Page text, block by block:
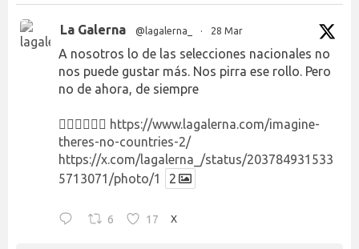
La Galerna @lagalerna_ · 28 Mar
A nosotros lo de las selecciones nacionales no
nos puede gustar más. Nos pirra ese rollo. Pero
no de ahora, de siempre
👉🏻👉🏻👉🏻 https://www.lagalerna.com/imagine-
theres-no-countries-2/
https://x.com/lagalerna_/status/203784931533
5713071/photo/1
2
6 17 X